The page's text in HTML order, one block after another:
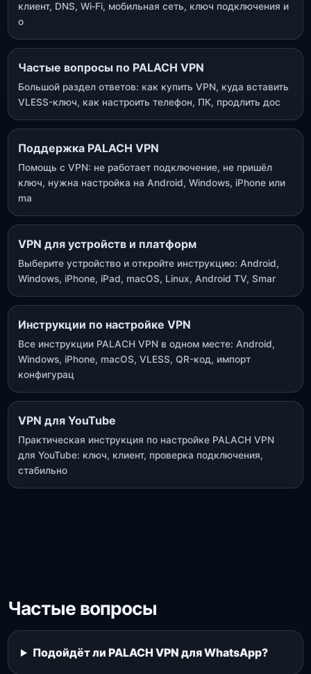
клиент, DNS, Wi‑Fi, мобильная сеть, ключ подключения и
о
Частые вопросы по PALACH VPN
Большой раздел ответов: как купить VPN, куда вставить
VLESS-ключ, как настроить телефон, ПК, продлить дос
Поддержка PALACH VPN
Помощь с VPN: не работает подключение, не пришёл
ключ, нужна настройка на Android, Windows, iPhone или
ma
VPN для устройств и платформ
Выберите устройство и откройте инструкцию: Android,
Windows, iPhone, iPad, macOS, Linux, Android TV, Smar
Инструкции по настройке VPN
Все инструкции PALACH VPN в одном месте: Android,
Windows, iPhone, macOS, VLESS, QR-код, импорт
конфигурац
VPN для YouTube
Практическая инструкция по настройке PALACH VPN
для YouTube: ключ, клиент, проверка подключения,
стабильно
Частые вопросы
Подойдёт ли PALACH VPN для WhatsApp?